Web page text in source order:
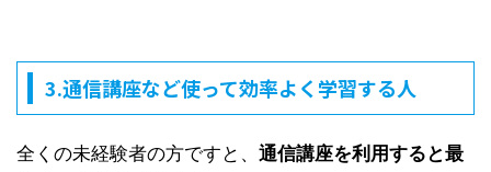
3.通信講座など使って効率よく学習する人
全くの未経験者の方ですと、 通信講座を利用すると最